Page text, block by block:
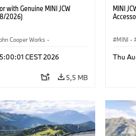
with Genuine MINI JCW
2026)
Cooper Works ·
αξεσουάρ
CEST 2026
5,5 MB
MINI
MINI ·
Thu